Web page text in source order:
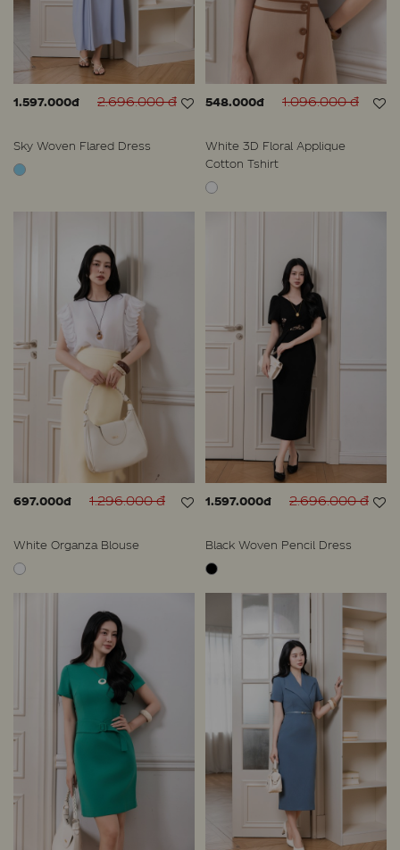
1.597.000đ 2.696.000 đ
Sky Woven Flared Dress
548.000đ 1.096.000 đ
White 3D Floral Applique
Cotton Tshirt
697.000đ 1.296.000 đ
White Organza Blouse
1.597.000đ 2.696.000 đ
Black Woven Pencil Dress